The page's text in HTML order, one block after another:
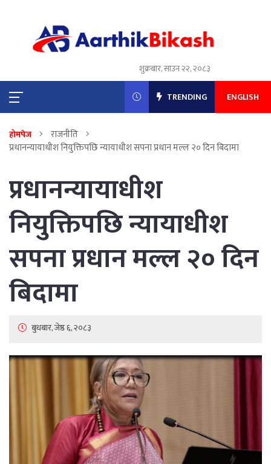
शुक्रबार, साउन २२, २०८३
TRENDING ENGLISH
होमपेज
राजनीति
प्रधानन्यायाधीश नियुक्तिपछि न्यायाधीश सपना प्रधान मल्ल २० दिन बिदामा
प्रधानन्यायाधीश
नियुक्तिपछि न्यायाधीश
सपना प्रधान मल्ल २० दिन
बिदामा
बुधबार, जेष्ठ ६, २०८३